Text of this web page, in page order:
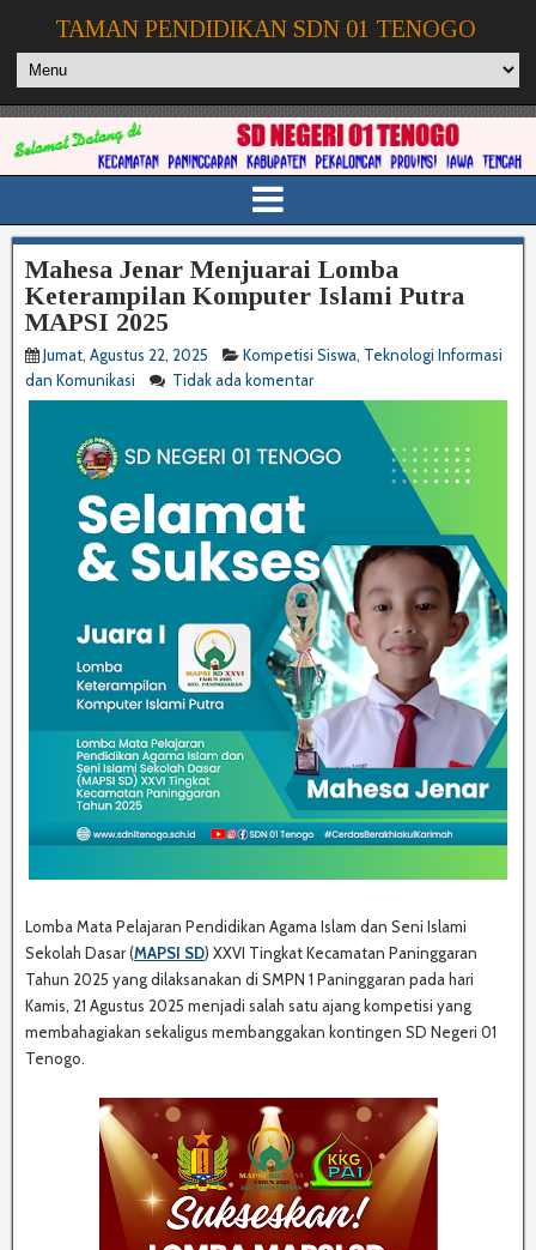
TAMAN PENDIDIKAN SDN 01 TENOGO
Mahesa Jenar Menjuarai Lomba
Keterampilan Komputer Islami Putra
MAPSI 2025
Jumat, Agustus 22, 2025 Kompetisi Siswa, Teknologi Informasi
dan Komunikasi
Tidak ada komentar
Lomba Mata Pelajaran Pendidikan Agama Islam dan Seni Islami
Sekolah Dasar (MAPSI SD) XXVI Tingkat Kecamatan Paninggaran
Tahun 2025 yang dilaksanakan di SMPN 1 Paninggaran pada hari
Kamis, 21 Agustus 2025 menjadi salah satu ajang kompetisi yang
membahagiakan sekaligus membanggakan kontingen SD Negeri 01
Tenogo.